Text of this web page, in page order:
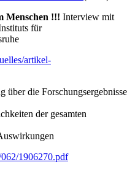
Menschen !!! Interview mit
für
artikel-
über die Forschungsergebnisse
der gesamten
062/1906270.pdf